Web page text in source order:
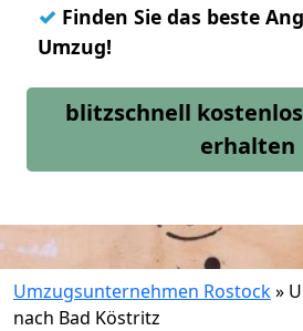
✓ Finden Sie das beste
Umzug!
blitzschnell
erhalten
Umzugsunternehmen Rostock»
nach Bad Köstritz